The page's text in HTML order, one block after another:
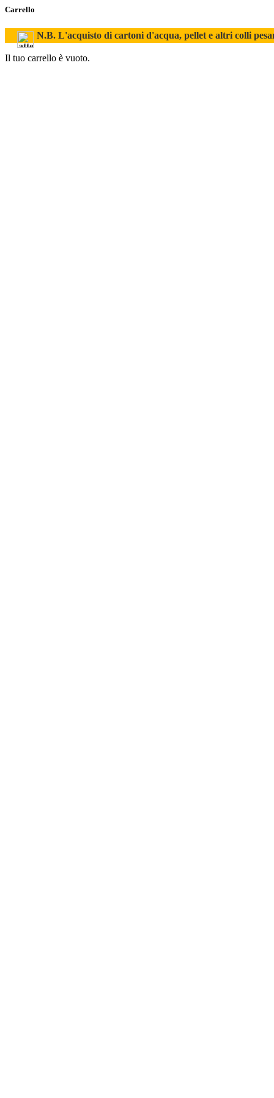
Carrello
N.B. L'acquisto di cartoni d'acqua, pellet e altri colli
Il tuo carrello è vuoto.